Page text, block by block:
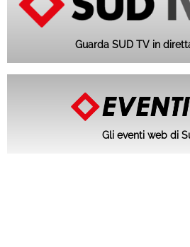
Guarda SUD TV in
Gli eventi web di